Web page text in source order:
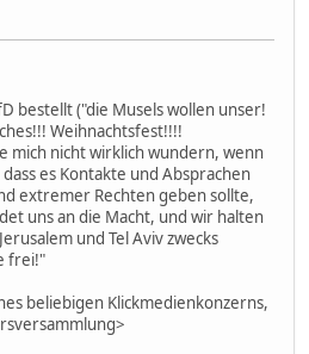
bestellt ("die Musels wollen unser!
Weihnachtsfest!!!!
mich nicht wirklich wundern, wenn
es Kontakte und Absprachen
extremer Rechten geben sollte,
uns an die Macht, und wir halten
und Tel Aviv zwecks
frei!"
beliebigen Klickmedienkonzerns,